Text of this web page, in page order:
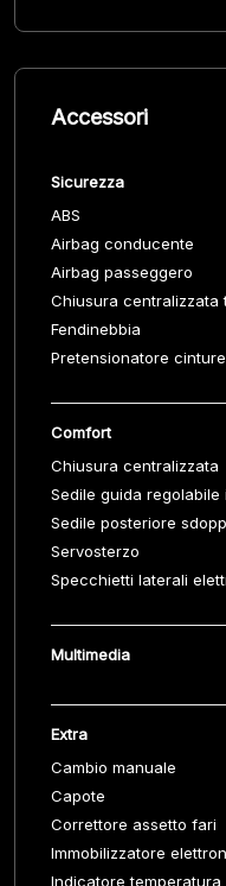
Accessori
Sicurezza
ABS
Airbag conducente
Airbag passeggero
Chiusura centralizzata
Fendinebbia
Pretensionatore cinture
Comfort
Chiusura centralizzata
Sedile guida regolabile
Sedile posteriore
Servosterzo
Specchietti laterali
Multimedia
Extra
Cambio manuale
Capote
Correttore assetto fari
Immobilizzatore
Indicatore temperatura